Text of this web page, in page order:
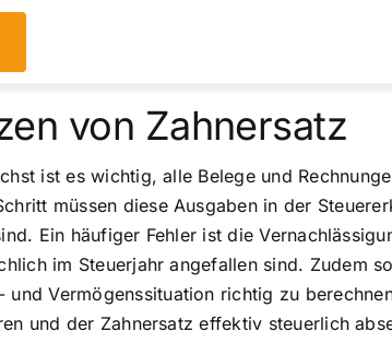
von Zahnersatz
ist es wichtig, alle Belege und
müssen diese Ausgaben in der
Ein häufiger Fehler ist die
im Steuerjahr angefallen sind. Zudem
Vermögenssituation richtig zu
und der Zahnersatz effektiv steuerlich